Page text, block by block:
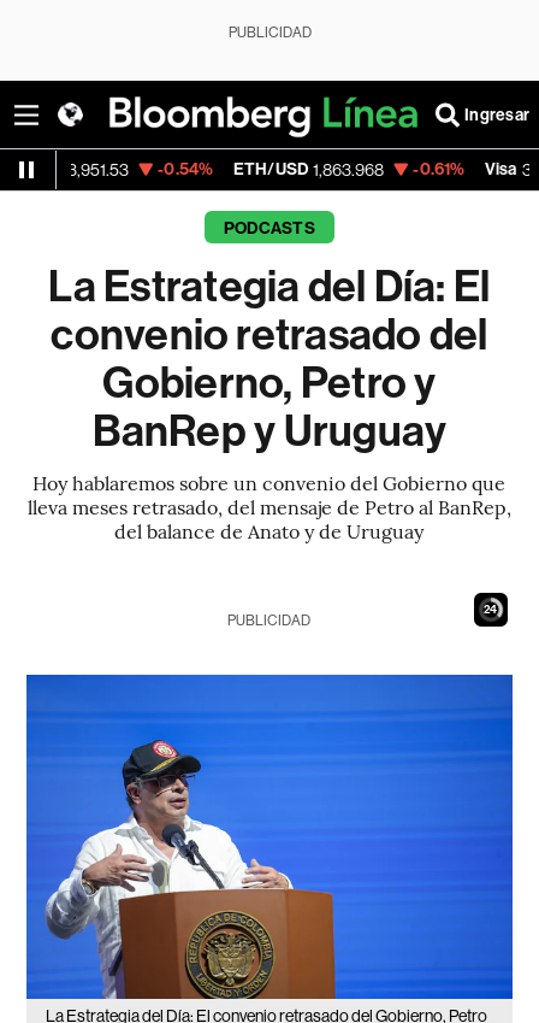
PUBLICIDAD
Ingresar
-0.54% ETH/USD 1,863.968 -0.61% Visa 369.59
PODCASTS
La Estrategia del Día: El
convenio retrasado del
Gobierno, Petro y
BanRep y Uruguay
Hoy hablaremos sobre un convenio del Gobierno que
lleva meses retrasado, del mensaje de Petro al BanRep,
del balance de Anato y de Uruguay
23
PUBLICIDAD
La Estrategia del Día: El convenio retrasado del Gobierno, Petro